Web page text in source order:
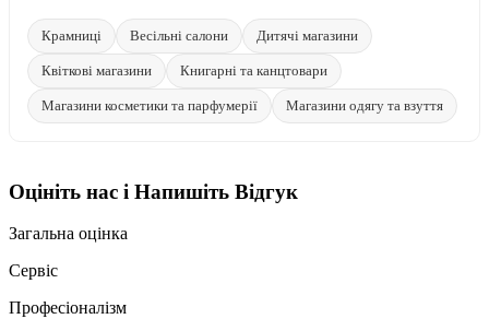
Крамниці Весільні салони Дитячі магазини
Квіткові магазини Книгарні та канцтовари
Магазини косметики та парфумерії Магазини одягу та взуття
Оцініть нас і Напишіть Відгук
Загальна оцінка
Сервіс
Професіоналізм